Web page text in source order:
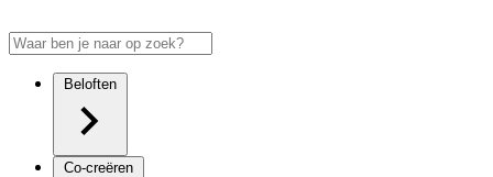
Beloften
Co-creëren